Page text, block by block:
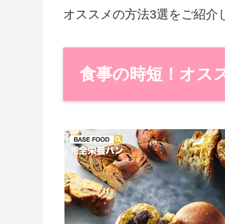
オススメの方法3選をご紹介
食事の時短！オス